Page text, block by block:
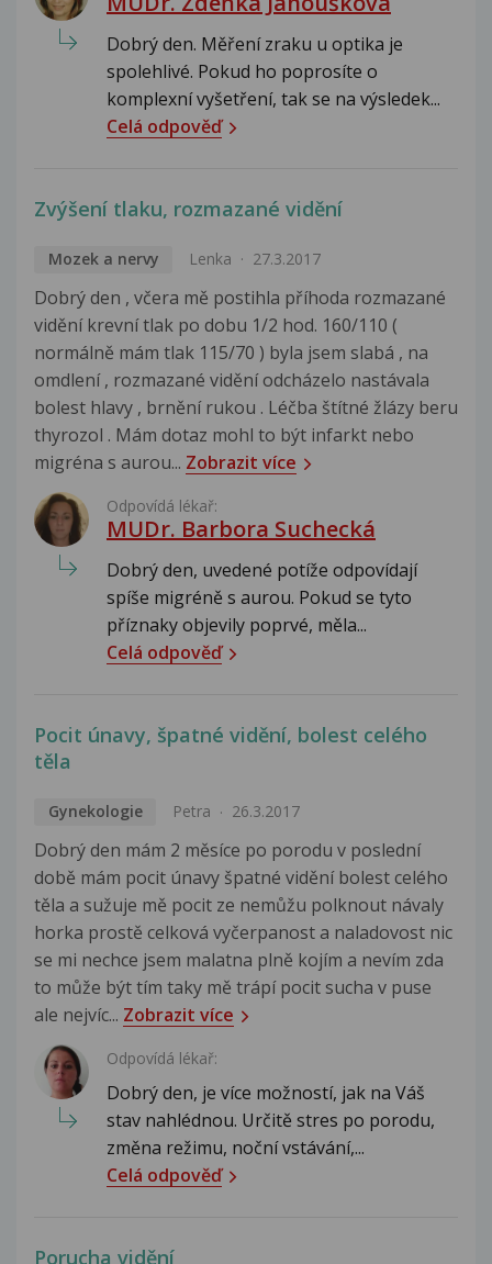
Dobrý den. Měření zraku u optika je
spolehlivé. Pokud ho poprosíte o
komplexní vyšetření, tak se na výsledek...
Celá odpověď
Zvýšení tlaku, rozmazané vidění
Mozek a nervy Lenka 27.3.2017
Dobrý den , včera mě postihla příhoda rozmazané
vidění krevní tlak po dobu 1/2 hod. 160/110 (
normálně mám tlak 115/70 ) byla jsem slabá , na
omdlení , rozmazané vidění odcházelo nastávala
bolest hlavy , brnění rukou . Léčba štítné žlázy beru
thyrozol . Mám dotaz mohl to být infarkt nebo
migréna s aurou... Zobrazit více
Odpovídá lékař:
MUDr. Barbora Suchecká
Dobrý den, uvedené potíže odpovídají
spíše migréně s aurou. Pokud se tyto
příznaky objevily poprvé, měla...
Celá odpověď
Pocit únavy, špatné vidění, bolest celého
těla
Gynekologie Petra 26.3.2017
Dobrý den mám 2 měsíce po porodu v poslední
době mám pocit únavy špatné vidění bolest celého
těla a sužuje mě pocit ze nemůžu polknout návaly
horka prostě celková vyčerpanost a naladovost nic
se mi nechce jsem malatna plně kojím a nevím zda
to může být tím taky mě trápí pocit sucha v puse
ale nejvíc... Zobrazit více
Odpovídá lékař:
Dobrý den, je více možností, jak na Váš
stav nahlédnou. Určitě stres po porodu,
změna režimu, noční vstávání,...
Celá odpověď
Porucha vidění